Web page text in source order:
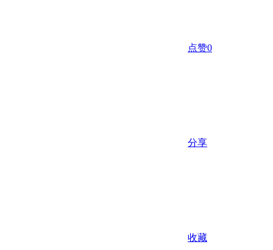
点赞0
分享
收藏